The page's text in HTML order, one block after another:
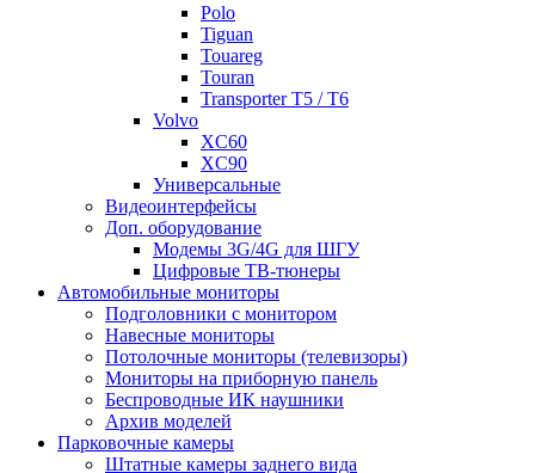
Polo
Tiguan
Touareg
Touran
Transporter T5 / T6
Volvo
XC60
XC90
Универсальные
Видеоинтерфейсы
Доп. оборудование
Модемы 3G/4G для ШГУ
Цифровые ТВ-тюнеры
Автомобильные мониторы
Подголовники с монитором
Навесные мониторы
Потолочные мониторы (телевизоры)
Мониторы на приборную панель
Беспроводные ИК наушники
Архив моделей
Парковочные камеры
Штатные камеры заднего вида